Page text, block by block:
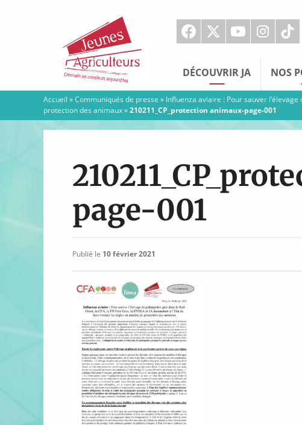
Agriculteurs
DÉCOUVRIR JA NOS
Accueil »Communiqués de presse » Influenza aviaire : Pour sauver
protection des animaux»210211_CP_protection animaux-page-001
page-001
Publié le 10 février 2021